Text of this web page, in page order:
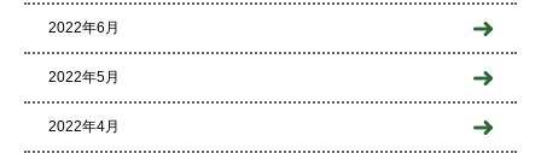
2022年6月
2022年5月
2022年4月